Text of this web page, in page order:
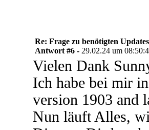
Re: Frage zu benötigten
Antwort #6 - 29.02.24 um
Vielen Dank
Ich habe bei mir
version 1903 and
Nun läuft Alles,